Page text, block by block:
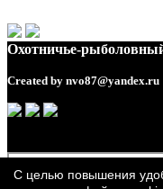
Охотничье-
Created by nvo87@yandex.ru
С целью повышения